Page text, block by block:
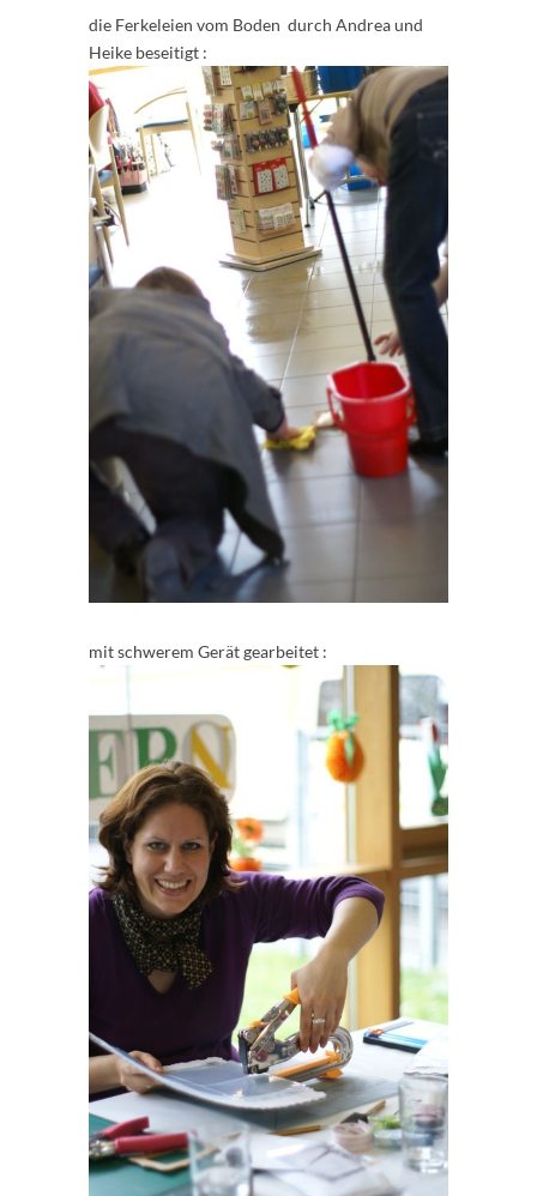
die Ferkeleien vom Boden durch Andrea und
Heike beseitigt :
mit schwerem Gerät gearbeitet :